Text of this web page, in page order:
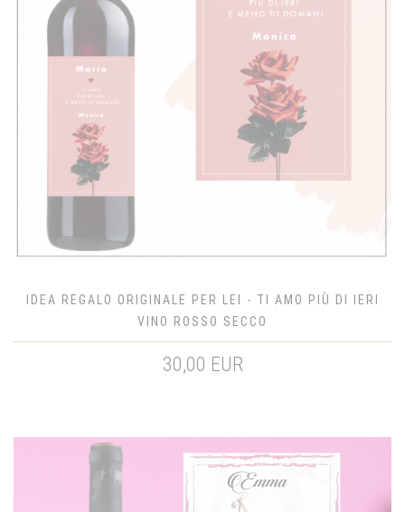
IDEA REGALO ORIGINALE PER LEI - TI AMO PIÙ DI IERI
VINO ROSSO SECCO
30,00 EUR